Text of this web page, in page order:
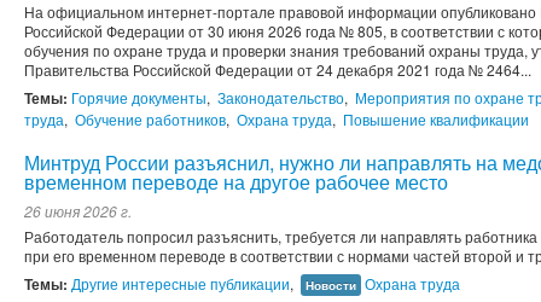
На официальном интернет-портале правовой информации
Российской Федерации от 30 июня 2026 года № 805, в соответствии с
обучения по охране труда и проверки знания требований охраны
Правительства Российской Федерации от 24 декабря 2021 года № 2464...
Темы: Горячие документы, Законодательство, Мероприятия по охране
труда, Обучение работников, Охрана труда, Повышение квалификации
Минтруд России разъяснил, нужно ли направлять на
временном переводе на другое рабочее место
26 июня 2026 г.
Работодатель попросил разъяснить, требуется ли направлять
при его временном переводе в соответствии с нормами частей второй и
Темы: Другие интересные публикации, Новости Охрана труда